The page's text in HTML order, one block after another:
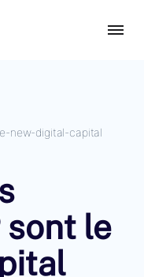
new-digital-capital
sont le